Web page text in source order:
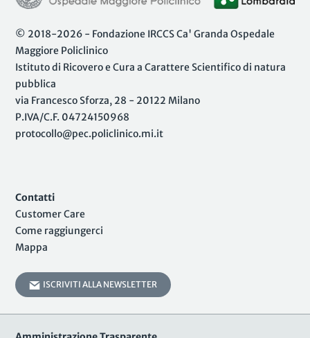
© 2018-2026 - Fondazione IRCCS Ca' Granda Ospedale
Maggiore Policlinico
Istituto di Ricovero e Cura a Carattere Scientifico di natura
pubblica
via Francesco Sforza, 28 - 20122 Milano
P.IVA/C.F. 04724150968
protocollo@pec.policlinico.mi.it
Contatti
Customer Care
Come raggiungerci
Mappa
ISCRIVITI ALLA NEWSLETTER